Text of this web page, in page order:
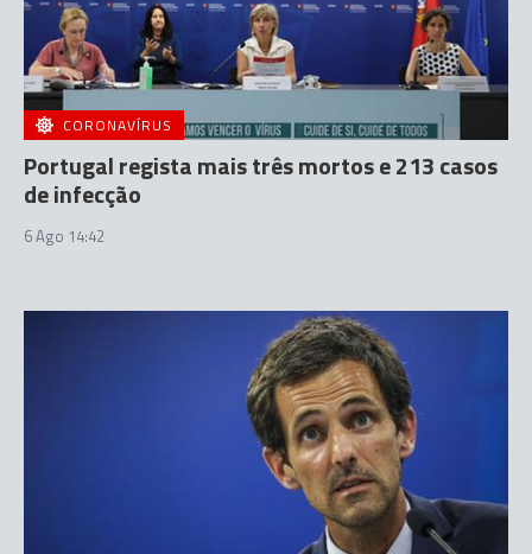
CORONAVÍRUS
Portugal regista mais três mortos e 213 casos
de infecção
6 Ago 14:42